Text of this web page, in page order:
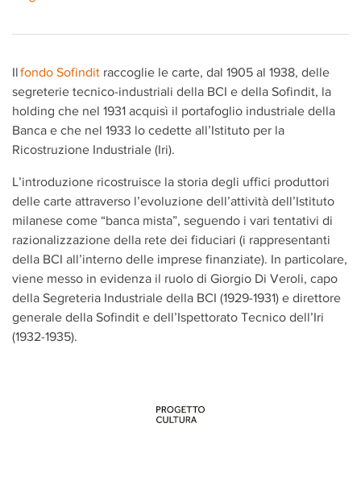
Ilfondo Sofindit raccoglie le carte, dal 1905 al 1938, delle
segreterie tecnico-industriali della BCI e della Sofindit, la
holding che nel 1931 acquisì il portafoglio industriale della
Banca e che nel 1933 lo cedette all’Istituto per la
Ricostruzione Industriale (Iri).
L’introduzione ricostruisce la storia degli uffici produttori
delle carte attraverso l’evoluzione dell’attività dell’Istituto
milanese come “banca mista”, seguendo i vari tentativi di
razionalizzazione della rete dei fiduciari (i rappresentanti
della BCI all’interno delle imprese finanziate). In particolare,
viene messo in evidenza il ruolo di Giorgio Di Veroli, capo
della Segreteria Industriale della BCI (1929-1931) e direttore
generale della Sofindit e dell’Ispettorato Tecnico dell’Iri
(1932-1935).